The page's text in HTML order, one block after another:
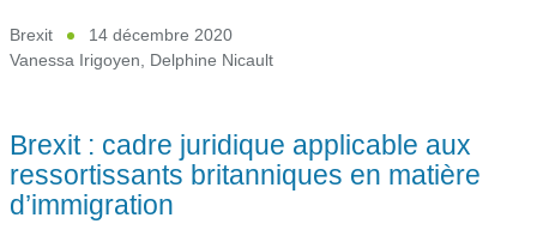
Brexit
14 décembre 2020
Vanessa Irigoyen, Delphine Nicault
Brexit : cadre juridique applicable aux
ressortissants britanniques en matière
d’immigration